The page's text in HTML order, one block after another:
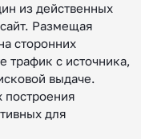
из действенных
Размещая
сторонних
трафик с источника,
выдаче.
построения
для